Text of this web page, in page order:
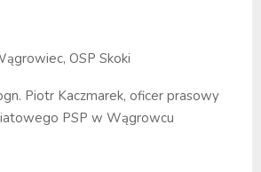
OSP Skoki
Piotr Kaczmarek, oficer prasowy
PSP w Wągrowcu